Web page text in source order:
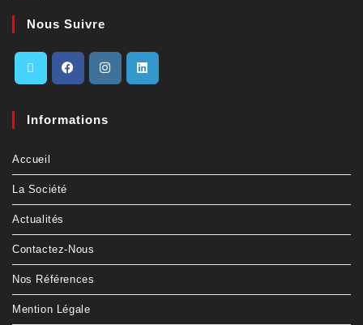
Nous Suivre
Informations
Accueil
La Société
Actualités
Contactez-Nous
Nos Références
Mention Légale